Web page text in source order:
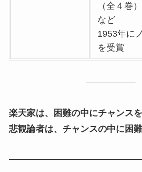
（全４巻）
など
1953年に
を受賞
楽天家は、困難の中にチャンスを
悲観論者は、チャンスの中に困難